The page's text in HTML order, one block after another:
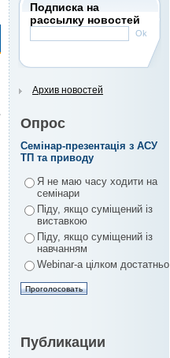
Подписка на
рассылку новостей
Архив новостей
Опрос
Семінар-презентація з АСУ
ТП та приводу
Я не маю часу ходити на
семінари
Піду, якщо суміщений із
виставкою
Піду, якщо суміщений із
навчанням
Webinar-а цілком достатньо
Публикации